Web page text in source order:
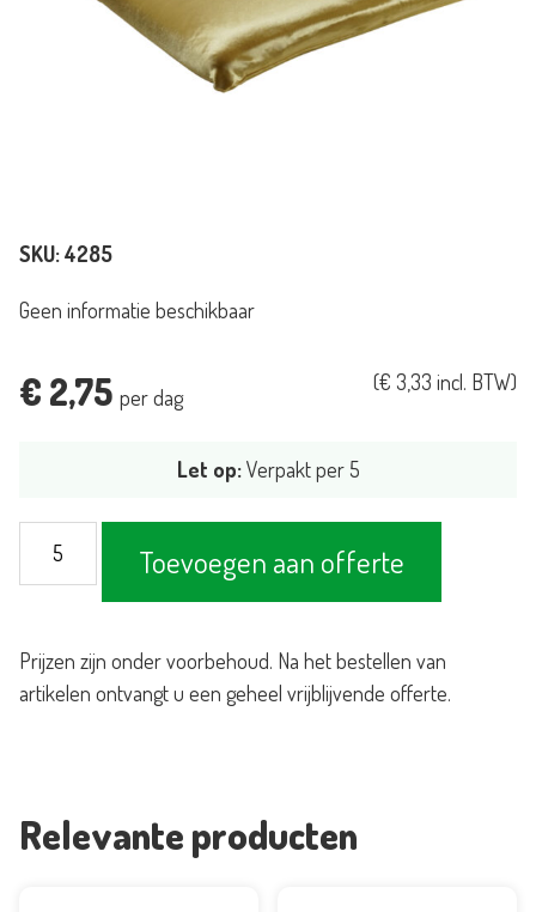
SKU:4285
Geen informatie beschikbaar
€ 2,75 per dag
(€ 3,33 incl. BTW)
Let op:Verpakt per 5
Slimline
Toevoegen aan offerte
Prijzen zijn onder voorbehoud. Na het bestellen van
artikelen ontvangt u een geheel vrijblijvende offerte.
Relevante producten